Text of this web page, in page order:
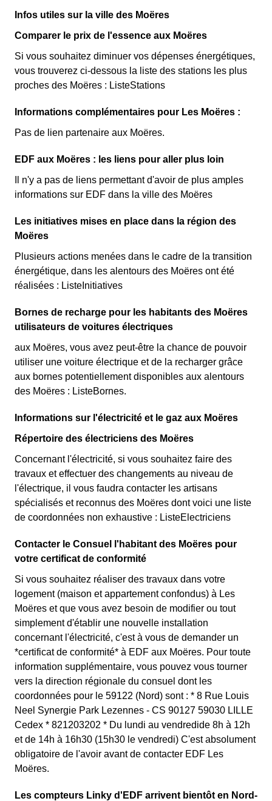
les 100 premiers KWh de chaque mois sont moins
d'électricité si l'on fait attention à sa consommation aux
Moëres. Ce tarif existe chez la plupart des fournisseurs
d'électricité de France et est disponible pour les
habitants des Moëres éligibles. 💡🏠
clients habitants des Moëres l'ayant choisie avant 1998.
Elle différencie deux tarifs : pendant 22 jours le prix de
l'électricité est quatre fois plus cher, tandis que tous les
autres jours de l'année, le prix est 20% moins cher par
Infos utiles sur la ville des Moëres
Comparer le prix de l'essence aux Moëres
Si vous souhaitez diminuer vos dépenses énergétiques,
vous trouverez ci-dessous la liste des stations les plus
proches des Moëres : ListeStations
Informations complémentaires pour Les Moëres :
Pas de lien partenaire aux Moëres.
EDF aux Moëres : les liens pour aller plus loin
Il n'y a pas de liens permettant d'avoir de plus amples
informations sur EDF dans la ville des Moëres
Les initiatives mises en place dans la région des
Moëres
Plusieurs actions menées dans le cadre de la transition
énergétique, dans les alentours des Moëres ont été
réalisées : ListeInitiatives
Bornes de recharge pour les habitants des Moëres
utilisateurs de voitures électriques
aux Moëres, vous avez peut-être la chance de pouvoir
utiliser une voiture électrique et de la recharger grâce
aux bornes potentiellement disponibles aux alentours
des Moëres : ListeBornes.
Informations sur l'électricité et le gaz aux Moëres
Répertoire des électriciens des Moëres
Concernant l'électricité, si vous souhaitez faire des
travaux et effectuer des changements au niveau de
l'électrique, il vous faudra contacter les artisans
spécialisés et reconnus des Moëres dont voici une liste
de coordonnées non exhaustive : ListeElectriciens
Contacter le Consuel l'habitant des Moëres pour
votre certificat de conformité
Si vous souhaitez réaliser des travaux dans votre
logement (maison et appartement confondus) à Les
Moëres et que vous avez besoin de modifier ou tout
simplement d'établir une nouvelle installation
concernant l'électricité, c'est à vous de demander un
*certificat de conformité* à EDF aux Moëres. Pour toute
information supplémentaire, vous pouvez vous tourner
vers la direction régionale du consuel dont les
coordonnées pour le 59122 (Nord) sont : * 8 Rue Louis
Neel Synergie Park Lezennes - CS 90127 59030 LILLE
Cedex * 821203202 * Du lundi au vendredide 8h à 12h
et de 14h à 16h30 (15h30 le vendredi) C'est absolument
obligatoire de l'avoir avant de contacter EDF Les
Moëres.
Les compteurs Linky d'EDF arrivent bientôt en Nord-